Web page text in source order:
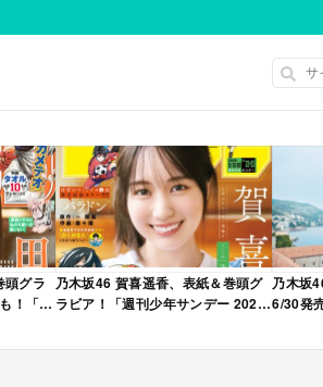
頭グラ
！「週
乃木坂46 賀喜遥香、表紙＆巻頭グ
ラビア！「週刊少年サンデー 2026
売！
乃木坂
6/30発